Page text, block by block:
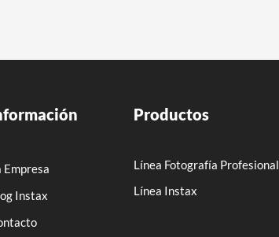
Empresa
Instax
Productos
Línea Fotografía Profesional
Línea Instax